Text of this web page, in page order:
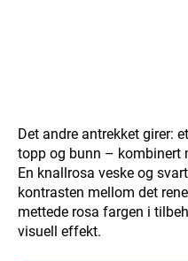
Det andre antrekket girer:
topp og bunn – kombinert
En knallrosa veske og
kontrasten mellom det
mettede rosa fargen i
visuell effekt.